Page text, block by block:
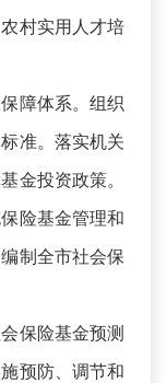
村实用人才培
障体系。组织
准。落实机关
金投资政策。
险基金管理和
制全市社会保
保险基金预测
预防、调节和